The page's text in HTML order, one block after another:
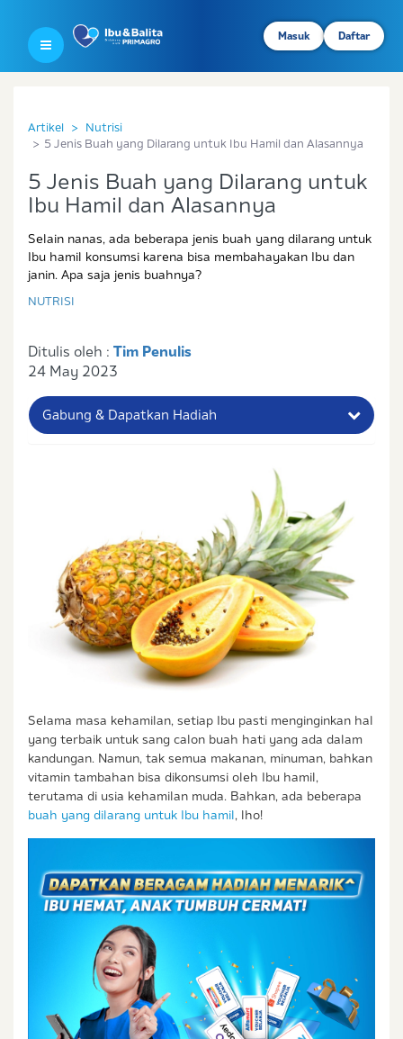
Masuk Daftar
Artikel
Nutrisi
5 Jenis Buah yang Dilarang untuk Ibu Hamil dan Alasannya
5 Jenis Buah yang Dilarang untuk
Ibu Hamil dan Alasannya
Selain nanas, ada beberapa jenis buah yang dilarang untuk
Ibu hamil konsumsi karena bisa membahayakan Ibu dan
janin. Apa saja jenis buahnya?
NUTRISI
Ditulis oleh : Tim Penulis
24 May 2023
Gabung & Dapatkan Hadiah
Buat Password
Status / Kondisi Ibu Saat Ini
Tidak Hamil dan Memiliki Anak
Sedang Hamil
Sedang Hamil dan Memiliki Anak
Saya setuju dengan syarat dan ketentuan serta
kebijakan privasi
Ibu & Balita
Saya setuju dan bersedia menerima informasi dari
Ibu & Balita, Frisian Flag Indonesia, dan partner Ibu
& Balita.
Selama masa kehamilan, setiap Ibu pasti menginginkan hal
yang terbaik untuk sang calon buah hati yang ada dalam
kandungan. Namun, tak semua makanan, minuman, bahkan
vitamin tambahan bisa dikonsumsi oleh Ibu hamil,
terutama di usia kehamilan muda. Bahkan, ada beberapa
buah yang dilarang untuk Ibu hamil, lho!